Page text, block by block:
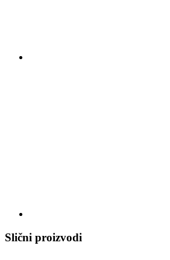
Slični proizvodi